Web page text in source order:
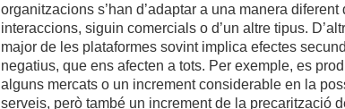
organitzacions s’han d’adaptar a una manera
interaccions, siguin comercials o d’un altre tipus.
major de les plataformes sovint implica efectes
negatius, que ens afecten a tots. Per exemple, es
alguns mercats o un increment considerable en la
serveis, però també un increment de la precarització